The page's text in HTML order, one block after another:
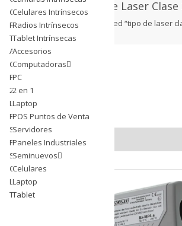
Celulares Intrínsecos
Radios Intrínsecos
Tablet Intrínsecas
Accesorios
Computadoras
PC
2 en 1
Laptop
POS Puntos de Venta
Servidores
Paneles Industriales
Seminuevos
Celulares
Laptop
Tablet
Celulares Intrínsecos
Radios Intrínsecos
Tablet Intrínsecas
Accesorios
Computadoras
PC
2 en 1
Laptop
POS Puntos de Venta
Servidores
Paneles Industriales
Seminuevos
Celulares
Laptop
Tablet
Tipo de Laser Clase
products tagged “tipo de laser
Showing all 2 results